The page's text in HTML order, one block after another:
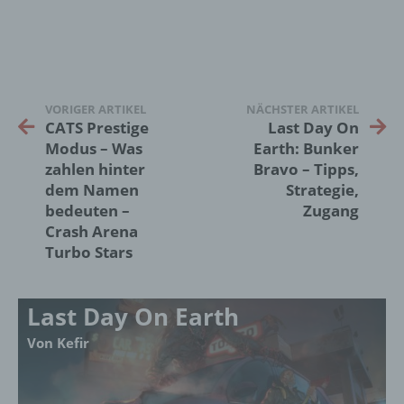
VORIGER ARTIKEL
CATS Prestige
Modus – Was
zahlen hinter
dem Namen
bedeuten –
Crash Arena
Turbo Stars
NÄCHSTER ARTIKEL
Last Day On
Earth: Bunker
Bravo – Tipps,
Strategie,
Zugang
Last Day On Earth
Von Kefir
Profiling ist jede Art der automatisierten
Verarbeitung personenbezogener Daten, die
darin besteht, dass diese
personenbezogenen Daten verwendet
werden, um bestimmte persönliche Aspekte,
die sich auf eine natürliche Person beziehen,
zu bewerten, insbesondere, um Aspekte
bezüglich Arbeitsleistung, wirtschaftlicher
Lage, Gesundheit, persönlicher Vorlieben,
natürlichen Person zu analysieren oder
vorherzusagen.
f) Pseudonymisierung